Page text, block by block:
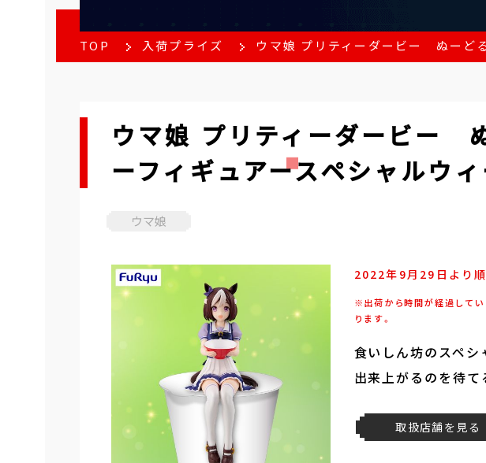
TOP 入荷プライズ ウマ娘 プリティーダービー ぬーど
ウマ娘 プリティーダービー
ーフィギュアースペシャルウ
ウマ娘
2022年9月29日より
※出荷から時間が経過してい
ります。
食いしん坊のスペ
出来上がるのを待て
取扱店舗を見る